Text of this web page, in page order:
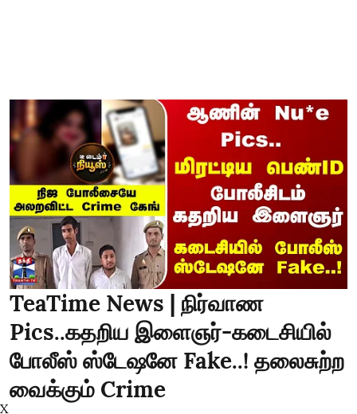
TeaTime News | நிர்வாண
Pics..கதறிய இளைஞர்-கடைசியில்
போலீஸ் ஸ்டேஷனே Fake..! தலைசுற்ற
வைக்கும் Crime
X